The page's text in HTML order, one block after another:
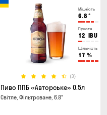
Міцність
6.8 °
Гіркота
12 IBU
Щільність
17 %
(3)
Пиво ППБ «Авторське» 0.5л
Світле, Фільтроване, 6.8°